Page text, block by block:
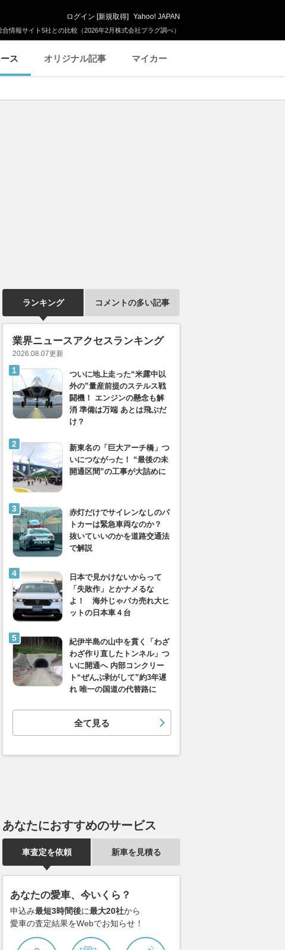
情報サイト5社との比較（2026年2月株式会社プラグ調べ）
ログイン [新規取得] Yahoo! JAPAN
ス オリジナル記事 マイカー
ランキング コメントの多い記事
業界ニュースアクセスランキング
2026.08.07更新
ついに地上走った“米露中以
外の”量産前提のステルス戦
闘機！ エンジンの懸念も解
消 準備は万端 あとは飛ぶだ
け？
新東名の「巨大アーチ橋」つ
いにつながった！ “最後の未
開通区間”の工事が大詰めに
赤灯だけでサイレンなしのパ
トカーは緊急車両なのか？
抜いていいのかを道路交通法
で解説
日本で見かけないからって
「失敗作」とかナメるな
よ！ 海外じゃバカ売れ大ヒ
ットの日本車４台
紀伊半島の山中を貫く「わざ
わざ作り直したトンネル」つ
いに開通へ 内部コンクリー
ト“ぜんぶ剥がして”約3年遅
れ 唯一の国道の代替路に
全て見る
あなたにおすすめのサービス
車査定を依頼 新車を見積る
あなたの愛車、今いくら？
申込み最短3時間後に最大20社から
愛車の査定結果をWebでお知らせ！